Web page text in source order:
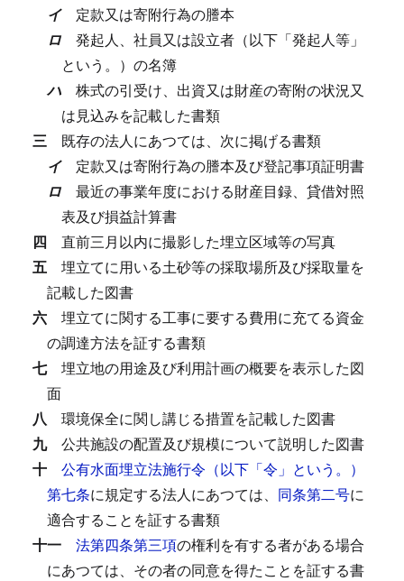
イ 定款又は寄附行為の謄本
ロ 発起人、社員又は設立者（以下「発起人等」
という。）の名簿
ハ 株式の引受け、出資又は財産の寄附の状況又
は見込みを記載した書類
三 既存の法人にあつては、次に掲げる書類
イ 定款又は寄附行為の謄本及び登記事項証明書
ロ 最近の事業年度における財産目録、貸借対照
表及び損益計算書
四 直前三月以内に撮影した埋立区域等の写真
五 埋立てに用いる土砂等の採取場所及び採取量を
記載した図書
六 埋立てに関する工事に要する費用に充てる資金
の調達方法を証する書類
七 埋立地の用途及び利用計画の概要を表示した図
面
八 環境保全に関し講じる措置を記載した図書
九 公共施設の配置及び規模について説明した図書
十 公有水面埋立法施行令（以下「令」という。）
第七条に規定する法人にあつては、 同条第二号に
適合することを証する書類
十一 法第四条第三項の権利を有する者がある場合
にあつては、その者の同意を得たことを証する書